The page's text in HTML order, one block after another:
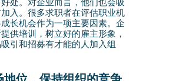
入。很多求职者在评估职业机
长机会作为一项主要因素。企
供培训，树立好的雇主形象，
引和招募有才能的人加入组